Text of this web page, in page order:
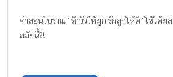
คำสอนโบราณ "รักวัวให้ผูก รักลูกให้ตี" ใช้ได้ผ
สมัยนี้?!